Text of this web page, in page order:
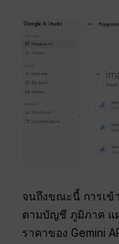
จนถึงขณะนี้ การเข้
ตามบัญชี ภูมิภาค แ
ราคาของ Gemini